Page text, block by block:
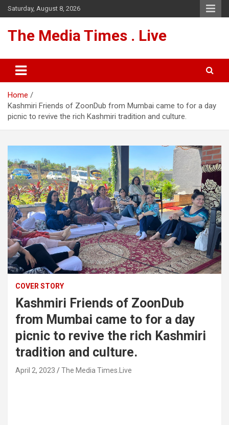
Skip
to
Saturday, August 8, 2026
The Media Times . Live
Home
Kashmiri Friends of ZoonDub from Mumbai came to for a day
picnic to revive the rich Kashmiri tradition and culture.
COVER STORY
Kashmiri Friends of ZoonDub
from Mumbai came to for a day
picnic to revive the rich Kashmiri
tradition and culture.
April 2, 2023 The Media Times.Live